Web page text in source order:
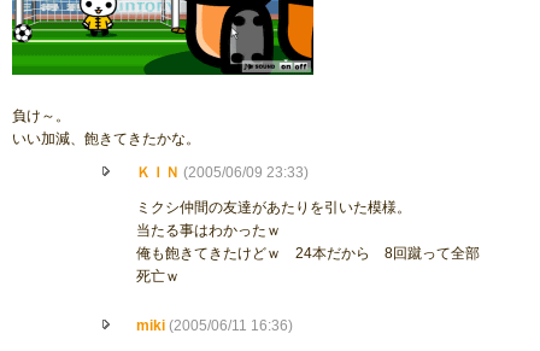
負け～。
いい加減、飽きてきたかな。
ＫＩＮ (2005/06/09 23:33)
ミクシ仲間の友達があたりを引いた模様。
当たる事はわかったｗ
俺も飽きてきたけどｗ 24本だから 8回蹴って全部
死亡ｗ
miki (2005/06/11 16:36)